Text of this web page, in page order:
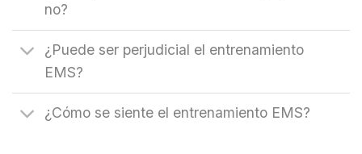
no?
¿Puede ser perjudicial el entrenamiento
EMS?
¿Cómo se siente el entrenamiento EMS?